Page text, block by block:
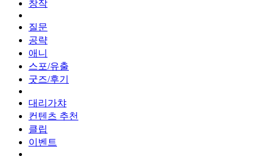
창작
질문
공략
애니
스포/유출
굿즈/후기
대리가챠
컨텐츠 추천
클립
이벤트